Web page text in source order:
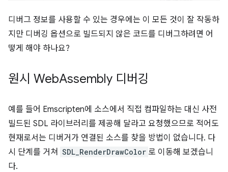
디버그 정보를 사용할 수 있는 경우에는 이 모든 것이 잘 작동하
지만 디버깅 옵션으로 빌드되지 않은 코드를 디버그하려면 어
떻게 해야 하나요?
원시 WebAssembly 디버깅
예를 들어 Emscripten에 소스에서 직접 컴파일하는 대신 사전
빌드된 SDL 라이브러리를 제공해 달라고 요청했으므로 적어도
현재로서는 디버거가 연결된 소스를 찾을 방법이 없습니다. 다
시 단계를 거쳐 SDL_RenderDrawColor 로 이동해 보겠습니
다.